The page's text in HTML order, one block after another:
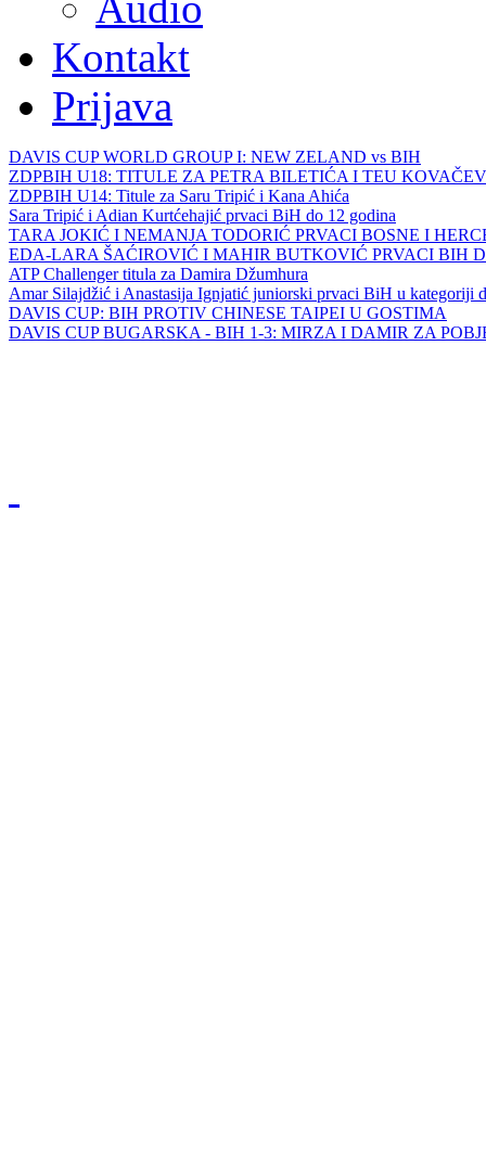
Kontakt
Prijava
DAVIS CUP WORLD GROUP I: NEW ZELAND vs BIH
ZDPBIH U18: TITULE ZA PETRA BILETIĆA I TEU
ZDPBIH U14: Titule za Saru Tripić i Kana Ahića
Sara Tripić i Adian Kurtćehajić prvaci BiH do 12 godina
TARA JOKIĆ I NEMANJA TODORIĆ PRVACI BOSNE I
EDA-LARA ŠAĆIROVIĆ I MAHIR BUTKOVIĆ PRVACI BIH
ATP Challenger titula za Damira Džumhura
Amar Silajdžić i Anastasija Ignjatić juniorski prvaci BiH u kategoriji
DAVIS CUP: BIH PROTIV CHINESE TAIPEI U GOSTIMA
DAVIS CUP BUGARSKA - BIH 1-3: MIRZA I DAMIR ZA